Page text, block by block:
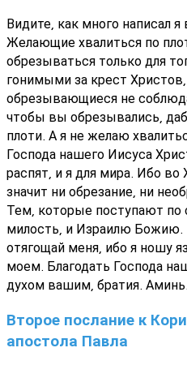
Видите, как много написал
Желающие хвалиться по
обрезываться только для
гонимыми за крест
обрезывающиеся не
чтобы вы обрезывались,
плоти. А я не желаю
Господа нашего Иисуса
распят, и я для мира. Ибо во
значит ни обрезание, ни
Тем, которые поступают по
милость, и Израилю Божию.
отягощай меня, ибо я ношу
моем. Благодать Господа
духом вашим, братия. Аминь.
Второе послание к
апостола Павла